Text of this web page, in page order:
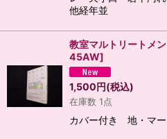
他経年並
教室マルトリートメ
45AW]
1,500円(税込)
在庫数 1点
カバー付き 地・マ